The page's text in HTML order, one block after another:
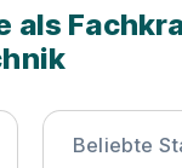
als
Beliebte